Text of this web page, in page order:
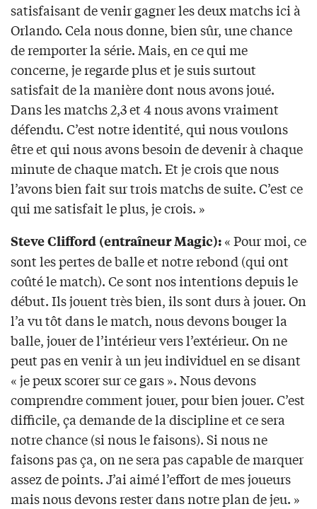
satisfaisant de venir gagner les deux matchs ici à
Orlando. Cela nous donne, bien sûr, une chance
de remporter la série. Mais, en ce qui me
concerne, je regarde plus et je suis surtout
satisfait de la manière dont nous avons joué.
Dans les matchs 2,3 et 4 nous avons vraiment
défendu. C’est notre identité, qui nous voulons
être et qui nous avons besoin de devenir à chaque
minute de chaque match. Et je crois que nous
l’avons bien fait sur trois matchs de suite. C’est ce
qui me satisfait le plus, je crois. »
Steve Clifford (entraîneur Magic): « Pour moi, ce
sont les pertes de balle et notre rebond (qui ont
coûté le match). Ce sont nos intentions depuis le
début. Ils jouent très bien, ils sont durs à jouer. On
l’a vu tôt dans le match, nous devons bouger la
balle, jouer de l’intérieur vers l’extérieur. On ne
peut pas en venir à un jeu individuel en se disant
« je peux scorer sur ce gars ». Nous devons
comprendre comment jouer, pour bien jouer. C’est
difficile, ça demande de la discipline et ce sera
notre chance (si nous le faisons). Si nous ne
faisons pas ça, on ne sera pas capable de marquer
assez de points. J’ai aimé l’effort de mes joueurs
mais nous devons rester dans notre plan de jeu. »